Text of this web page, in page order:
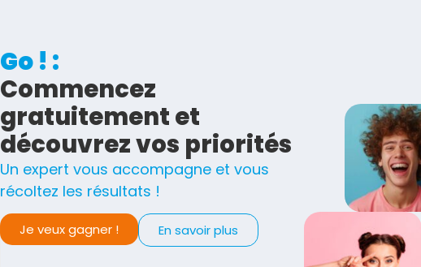
Go ! :
Commencez
gratuitement et
découvrez vos priorités
Un expert vous accompagne et vous
récoltez les résultats !
Je veux gagner ! En savoir plus